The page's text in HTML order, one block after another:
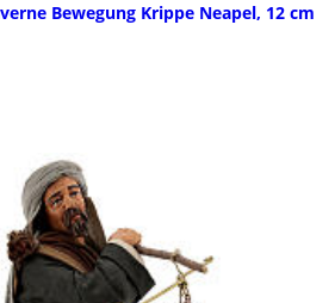
Bewegung Krippe Neapel, 12 cm